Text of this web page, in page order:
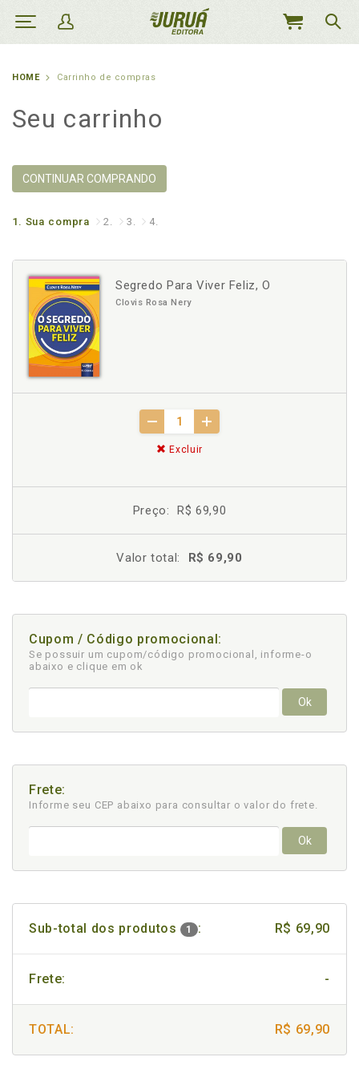
MEU
HOME Carrinho de compras
Seu carrinho
CONTINUAR COMPRANDO
1. Sua compra 2. 3. 4.
Segredo Para Viver Feliz, O
Clovis Rosa Nery
Excluir
Preço: R$ 69,90
Valor total: R$ 69,90
Cupom / Código promocional:
Se possuir um cupom/código promocional, informe-o
abaixo e clique em ok
Ok
Frete:
Informe seu CEP abaixo para consultar o valor do frete.
Ok
Sub-total dos produtos 1 : R$ 69,90
Frete: -
TOTAL: R$ 69,90